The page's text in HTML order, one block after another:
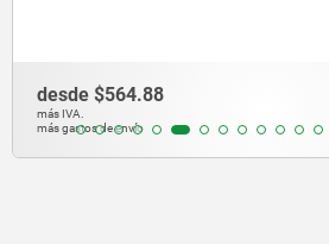
desde $564.88
más IVA.
más gastos de envío